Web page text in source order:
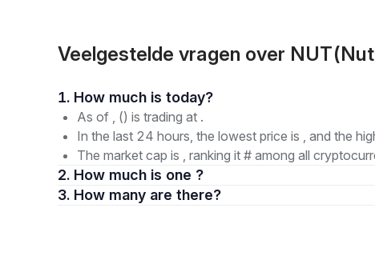
Veelgestelde vragen over
1. How much is today?
As of , () is trading at .
In the last 24 hours, the lowest price is , and the
The market cap is , ranking it # among all
2. How much is one ?
3. How many are there?